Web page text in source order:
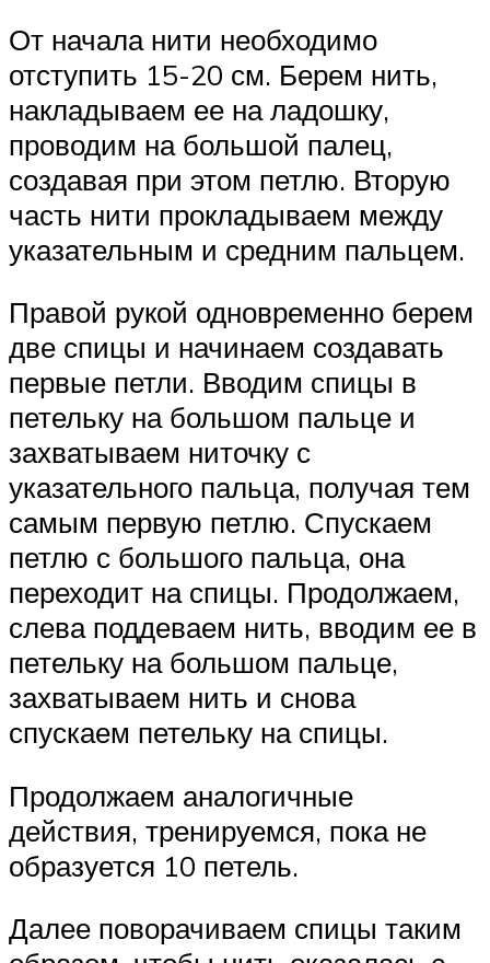
От начала нити необходимо
отступить 15-20 см. Берем нить,
накладываем ее на ладошку,
проводим на большой палец,
создавая при этом петлю. Вторую
часть нити прокладываем между
указательным и средним пальцем.
Правой рукой одновременно берем
две спицы и начинаем создавать
первые петли. Вводим спицы в
петельку на большом пальце и
захватываем ниточку с
указательного пальца, получая тем
самым первую петлю. Спускаем
петлю с большого пальца, она
переходит на спицы. Продолжаем,
слева поддеваем нить, вводим ее в
петельку на большом пальце,
захватываем нить и снова
спускаем петельку на спицы.
Продолжаем аналогичные
действия, тренируемся, пока не
образуется 10 петель.
Далее поворачиваем спицы таким